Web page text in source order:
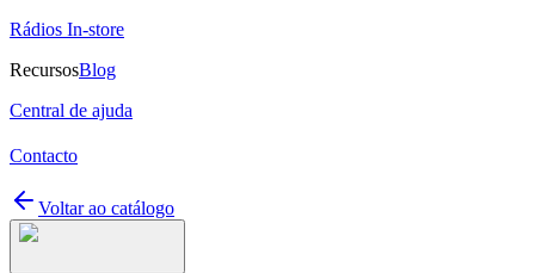
Rádios In-store
RecursosBlog
Central de ajuda
Contacto
Voltar ao catálogo